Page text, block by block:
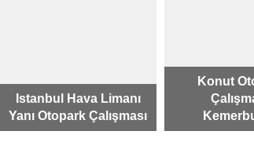
Istanbul Hava Limanı
Yanı Otopark Çalışması
Konut